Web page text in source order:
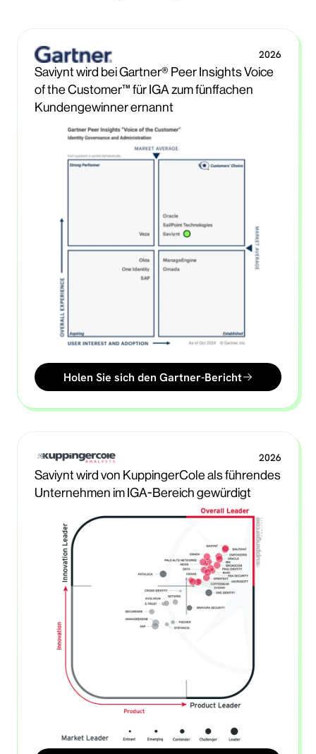
2026
Saviynt wird bei Gartner® Peer Insights Voice
of the Customer™ für IGA zum fünffachen
Kundengewinner ernannt
Holen Sie sich den Gartner-Bericht
2026
Saviynt wird von KuppingerCole als führendes
Unternehmen im IGA-Bereich gewürdigt